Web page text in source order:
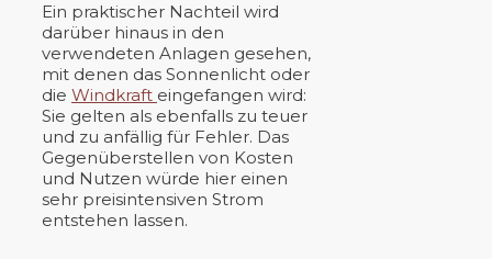
Ein praktischer Nachteil wird
darüber hinaus in den
verwendeten Anlagen gesehen,
mit denen das Sonnenlicht oder
die Windkraft eingefangen wird:
Sie gelten als ebenfalls zu teuer
und zu anfällig für Fehler. Das
Gegenüberstellen von Kosten
und Nutzen würde hier einen
sehr preisintensiven Strom
entstehen lassen.